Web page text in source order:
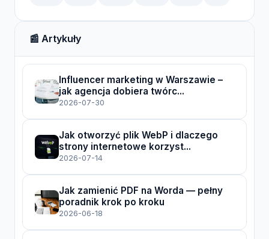
📰 Artykuły
Influencer marketing w Warszawie –
jak agencja dobiera twórc...
2026-07-30
Jak otworzyć plik WebP i dlaczego
strony internetowe korzyst...
2026-07-14
Jak zamienić PDF na Worda — pełny
poradnik krok po kroku
2026-06-18